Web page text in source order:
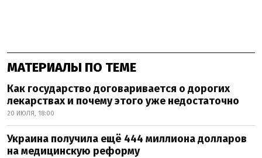
МАТЕРИАЛЫ ПО ТЕМЕ
Как государство договаривается о дорогих
лекарствах и почему этого уже недостаточно
20 ИЮЛЯ, 18:00
Украина получила ещё 444 миллиона долларов
на медицинскую реформу